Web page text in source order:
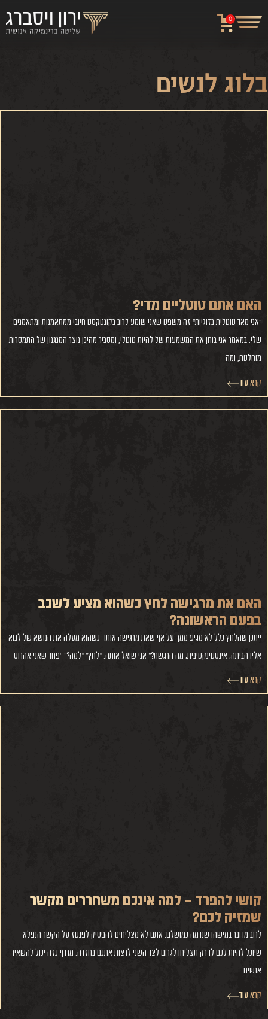
0
בלוג לנשים
האם אתם טוטליים מדי?
“אני מאד טוטלית בזוגיות” זה משפט שאני שומע לרוב בקונטקסט חיובי ממתאמנות ומתאמנים
שלי. במאמר אני בוחן את המשמעות של להיות טוטלי, ומסביר מהיכן נוצר המנגנון של התמסרות
מוחלטת, ומה
קרא עוד
האם את מרגישה לחץ כשהוא מציע לשכב
בפעם הראשונה?
ייתכן שהלחץ כלל לא מגיע ממך על אף שאת מרגישה אותו “כשהוא מעלה את הנושא של לבוא
אליו הביתה, אינסטינקטיבית, מה הרגשת?” אני שואל אותה. “לחץ” “למה?” “פחד שאני אהרוס
קרא עוד
קושי להפרד – למה אינכם משחררים מקשר
שמזיק לכם?
לרוב מדובר במישהו שנדמה כמושלם. אתם לא מצליחים להפסיק לפנטז על הקשר הנפלא
שיוכל להיות לכם לו רק תצליחו לגרום לצד השני לרצות אתכם בחזרה. מרדף כזה יכול להשאיר
אנשים
קרא עוד